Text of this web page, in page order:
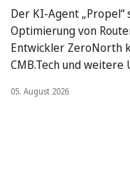
Der KI-Agent
Optimierung von
Entwickler ZeroNorth
CMB.Tech und
05. August 2026